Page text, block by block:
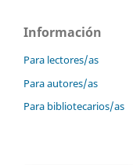
Información
Para lectores/as
Para autores/as
Para bibliotecarios/as